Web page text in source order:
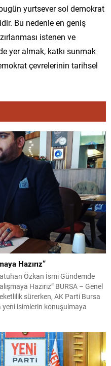
yurtsever sol demokrat
Bu nedenle en geniş
istenen ve
yer almak, katkı sunmak
çevrelerinin tarihsel
Hazırız”
Özkan İsmi Gündemde
Hazırız” BURSA – Genel
sürerken, AK Parti Bursa
yeni isimlerin konuşulmaya
iddialara...